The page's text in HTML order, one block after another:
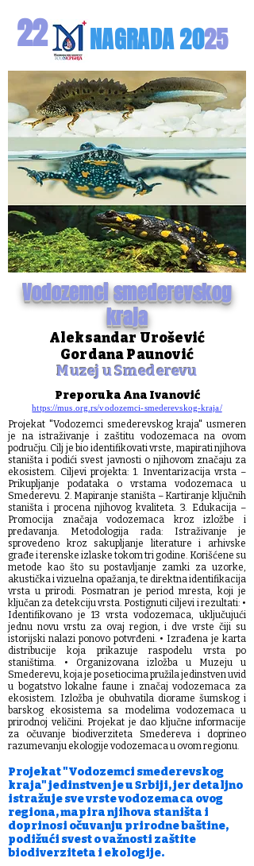
22 NAGRADA2025
Vodozemci smederevskog
kraja
Aleksandar Urošević
Gordana Paunović
Muzej u Smederevu
Preporuka Ana Ivanović
https://mus.org.rs/vodozemci-smederevskog-kraja/
Projekat "Vodozemci smederevskog kraja" usmeren
je na istraživanje i zaštitu vodozemaca na ovom
području. Cilj je bio identifikovati vrste, mapirati njihova
staništa i podići svest javnosti o njihovom značaju za
ekosistem. Ciljevi projekta: 1. Inventarizacija vrsta –
Prikupljanje podataka o vrstama vodozemaca u
Smederevu. 2. Mapiranje staništa – Kartiranje ključnih
staništa i procena njihovog kvaliteta. 3. Edukacija –
Promocija značaja vodozemaca kroz izložbe i
predavanja. Metodologija rada: Istraživanje je
sprovedeno kroz sakupljanje literature i arhivske
građe i terenske izlaske tokom tri godine. Korišćene su
metode kao što su postavljanje zamki za uzorke,
akustička i vizuelna opažanja, te direktna identifikacija
vrsta u prirodi. Posmatran je period mresta, koji je
ključan za detekciju vrsta. Postignuti ciljevi i rezultati: •
Identifikovano je 13 vrsta vodozemaca, uključujući
jednu novu vrstu za ovaj region, i dve vrste čiji su
istorijski nalazi ponovo potvrđeni. • Izrađena je karta
distribucije koja prikazuje raspodelu vrsta po
staništima. • Organizovana izložba u Muzeju u
Smederevu, koja je posetiocima pružila jedinstven uvid
u bogatstvo lokalne faune i značaj vodozemaca za
ekosistem. Izložba je obuhvatila diorame šumskog i
barskog ekosistema sa modelima vodozemaca u
prirodnoj veličini. Projekat je dao ključne informacije
za očuvanje biodiverziteta Smedereva i doprineo
razumevanju ekologije vodozemaca u ovom regionu.
Projekat "Vodozemci smederevskog
kraja" jedinstven je u Srbiji, jer detaljno
istražuje sve vrste vodozemaca ovog
regiona, mapira njihova staništa i
doprinosi očuvanju prirodne baštine,
podižući svest o važnosti zaštite
biodiverziteta i ekologije.